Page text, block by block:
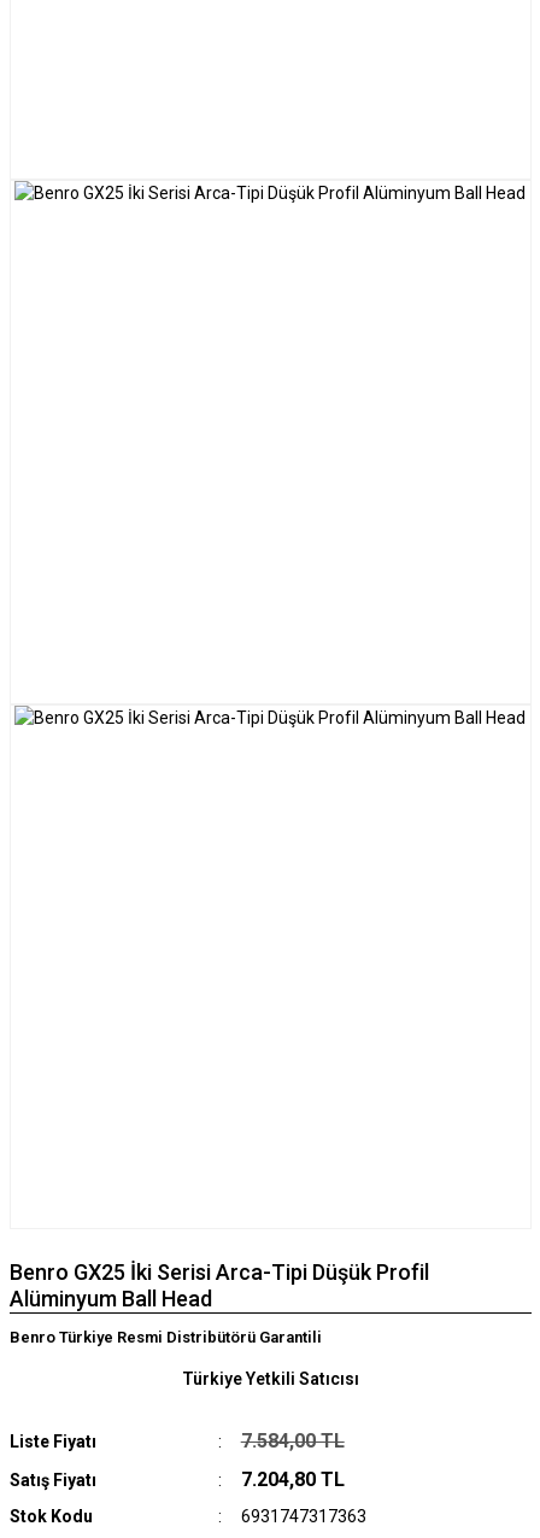
Benro GX25 İki Serisi Arca-Tipi Düşük Profil
Alüminyum Ball Head
Benro Türkiye Resmi Distribütörü Garantili
Liste Fiyatı 7.584,00 TL
Satış Fiyatı 7.204,80 TL
Stok Kodu 6931747317363
Türkiye Yetkili Satıcısı